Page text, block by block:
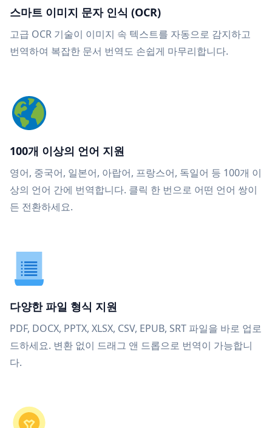
스마트 이미지 문자 인식 (OCR)
고급 OCR 기술이 이미지 속 텍스트를 자동으로 감지하고
번역하여 복잡한 문서 번역도 손쉽게 마무리합니다.
100개 이상의 언어 지원
영어, 중국어, 일본어, 아랍어, 프랑스어, 독일어 등 100개 이
상의 언어 간에 번역합니다. 클릭 한 번으로 어떤 언어 쌍이
든 전환하세요.
다양한 파일 형식 지원
PDF, DOCX, PPTX, XLSX, CSV, EPUB, SRT 파일을 바로 업로
드하세요. 변환 없이 드래그 앤 드롭으로 번역이 가능합니
다.